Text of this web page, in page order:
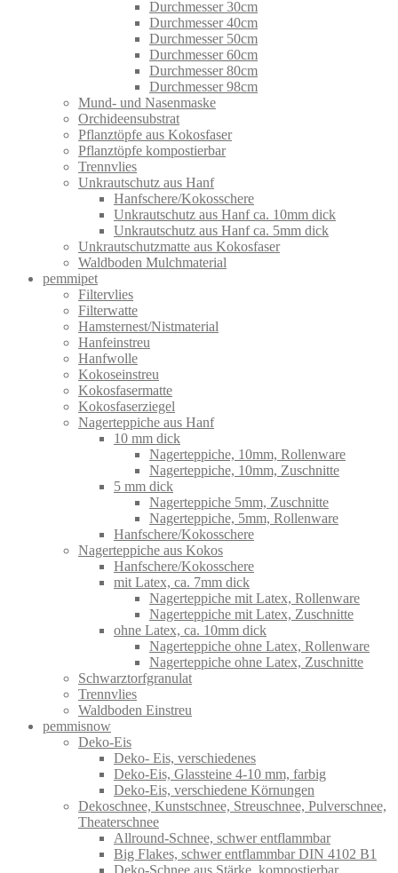
Durchmesser 30cm
Durchmesser 40cm
Durchmesser 50cm
Durchmesser 60cm
Durchmesser 80cm
Durchmesser 98cm
Mund- und Nasenmaske
Orchideensubstrat
Pflanztöpfe aus Kokosfaser
Pflanztöpfe kompostierbar
Trennvlies
Unkrautschutz aus Hanf
Hanfschere/Kokosschere
Unkrautschutz aus Hanf ca. 10mm dick
Unkrautschutz aus Hanf ca. 5mm dick
Unkrautschutzmatte aus Kokosfaser
Waldboden Mulchmaterial
pemmipet
Filtervlies
Filterwatte
Hamsternest/Nistmaterial
Hanfeinstreu
Hanfwolle
Kokoseinstreu
Kokosfasermatte
Kokosfaserziegel
Nagerteppiche aus Hanf
10 mm dick
Nagerteppiche, 10mm, Rollenware
Nagerteppiche, 10mm, Zuschnitte
5 mm dick
Nagerteppiche 5mm, Zuschnitte
Nagerteppiche, 5mm, Rollenware
Hanfschere/Kokosschere
Nagerteppiche aus Kokos
Hanfschere/Kokosschere
mit Latex, ca. 7mm dick
Nagerteppiche mit Latex, Rollenware
Nagerteppiche mit Latex, Zuschnitte
ohne Latex, ca. 10mm dick
Nagerteppiche ohne Latex, Rollenware
Nagerteppiche ohne Latex, Zuschnitte
Schwarztorfgranulat
Trennvlies
Waldboden Einstreu
pemmisnow
Deko-Eis
Deko- Eis, verschiedenes
Deko-Eis, Glassteine 4-10 mm, farbig
Deko-Eis, verschiedene Körnungen
Dekoschnee, Kunstschnee, Streuschnee, Pulverschnee,
Theaterschnee
Allround-Schnee, schwer entflammbar
Big Flakes, schwer entflammbar DIN 4102 B1
Deko-Schnee aus Stärke, kompostierbar